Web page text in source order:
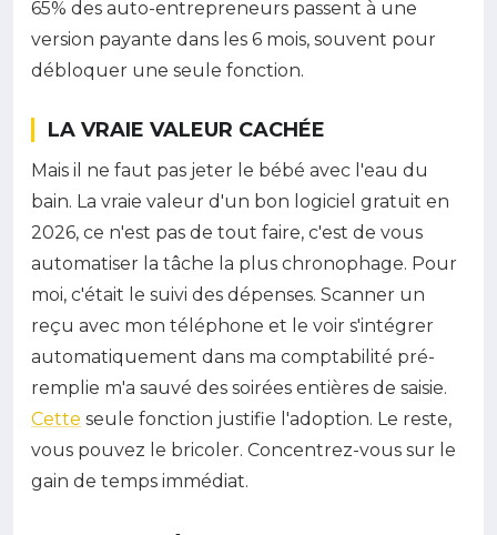
65% des auto-entrepreneurs passent à une
version payante dans les 6 mois, souvent pour
débloquer une seule fonction.
LA VRAIE VALEUR CACHÉE
Mais il ne faut pas jeter le bébé avec l'eau du
bain. La vraie valeur d'un bon logiciel gratuit en
2026, ce n'est pas de tout faire, c'est de vous
automatiser la tâche la plus chronophage. Pour
moi, c'était le suivi des dépenses. Scanner un
reçu avec mon téléphone et le voir s'intégrer
automatiquement dans ma comptabilité pré-
remplie m'a sauvé des soirées entières de saisie.
Cette seule fonction justifie l'adoption. Le reste,
vous pouvez le bricoler. Concentrez-vous sur le
gain de temps immédiat.